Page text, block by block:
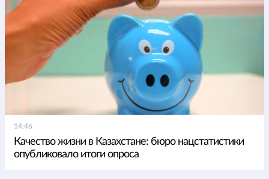
14:46
Качество жизни в Казахстане: бюро нацстатистики
опубликовало итоги опроса